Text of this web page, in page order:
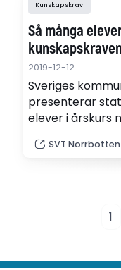
Kunskapskrav
Så många
2019-12-12
Sveriges
presenterar
elever i årskurs
SVT Norrbotten
1